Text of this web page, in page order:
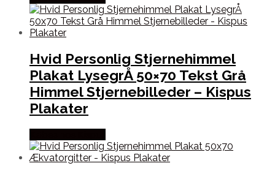
Hvid Personlig Stjernehimmel
Plakat LysegrÅ 50×70 Tekst Grå
Himmel Stjernebilleder – Kispus
Plakater